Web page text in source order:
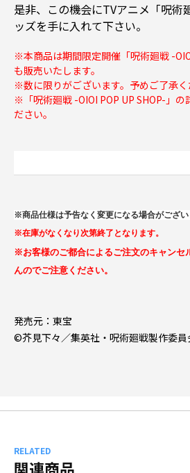
是非、この機会にTVアニメ「呪術
ッズを手に入れて下さい。
※本商品は期間限定開催「呪術廻戦 -
も販売いたします。
※数に限りがございます。予めご了承く
※「呪術廻戦 -OIOI POP UP SHOP-」の
ださい。
※商品仕様は予告なく変更になる場合がござい
※在庫がなくなり次第終了となります。
※お客様のご都合によるご注文のキャンセ
んのでご注意ください。
発売元：東宝
©芥見下々／集英社・呪術廻戦製作委員
RELATED
関連商品